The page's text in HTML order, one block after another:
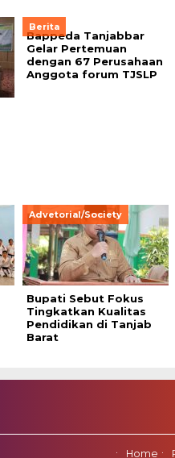
Berita
Bappeda Tanjabbar
Gelar Pertemuan
dengan 67 Perusahaan
Anggota forum TJSLP
Advetorial/Society
Bupati Sebut Fokus
Tingkatkan Kualitas
Pendidikan di Tanjab
Barat
Home